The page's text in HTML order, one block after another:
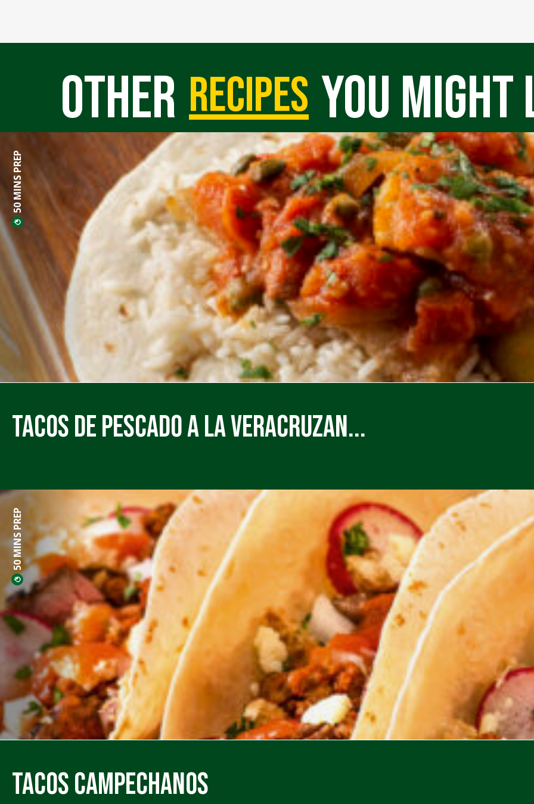
Other recipes you
50 MINS PREP
Tacos de Pescado a la Veracruzan...
50 MINS PREP
Tacos Campechanos